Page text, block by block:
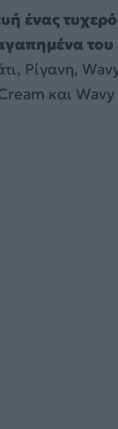
ένας
Ρίγανη,
και Wavy